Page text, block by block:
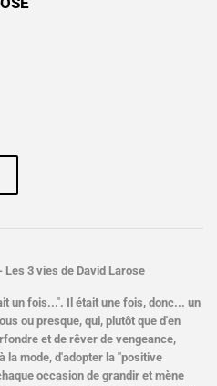
Les 3 vies de David Larose
un fois...". Il était une fois, donc... un
ou presque, qui, plutôt que d'en
et de rêver de vengeance,
la mode, d'adopter la "positive
occasion de grandir et mène